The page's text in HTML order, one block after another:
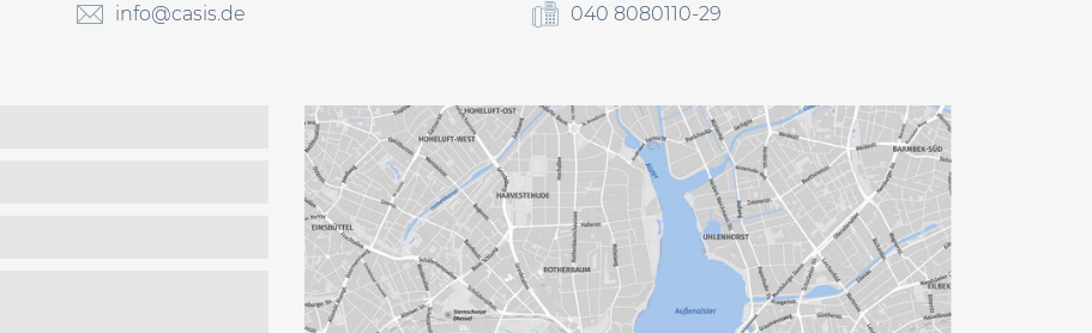
info@casis.de 040 8080110-29